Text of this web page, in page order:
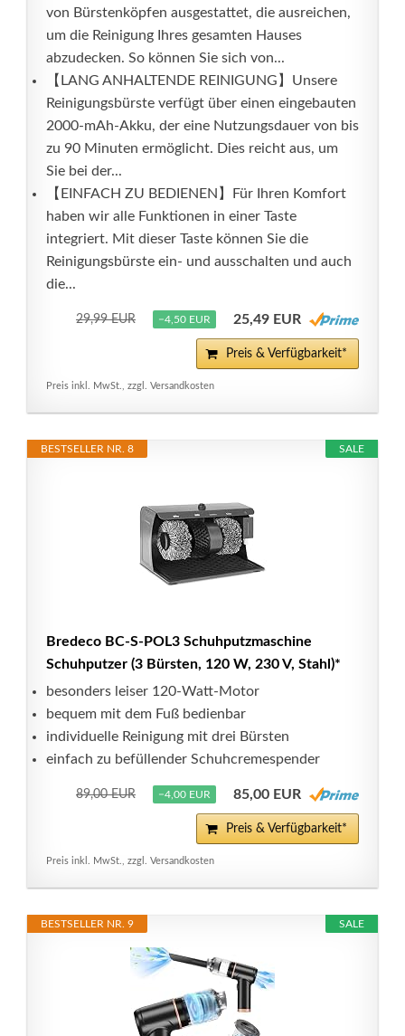
von Bürstenköpfen ausgestattet, die ausreichen,
um die Reinigung Ihres gesamten Hauses
abzudecken. So können Sie sich von...
【LANG ANHALTENDE REINIGUNG】Unsere
Reinigungsbürste verfügt über einen eingebauten
2000-mAh-Akku, der eine Nutzungsdauer von bis
zu 90 Minuten ermöglicht. Dies reicht aus, um
Sie bei der...
【EINFACH ZU BEDIENEN】Für Ihren Komfort
haben wir alle Funktionen in einer Taste
integriert. Mit dieser Taste können Sie die
Reinigungsbürste ein- und ausschalten und auch
die...
29,99 EUR −4,50 EUR 25,49 EUR
Preis & Verfügbarkeit*
Preis inkl. MwSt., zzgl. Versandkosten
SALE
BESTSELLER NR. 8
Bredeco BC-S-POL3 Schuhputzmaschine
Schuhputzer (3 Bürsten, 120 W, 230 V, Stahl)*
besonders leiser 120-Watt-Motor
bequem mit dem Fuß bedienbar
individuelle Reinigung mit drei Bürsten
einfach zu befüllender Schuhcremespender
89,00 EUR −4,00 EUR 85,00 EUR
Preis & Verfügbarkeit*
Preis inkl. MwSt., zzgl. Versandkosten
SALE
BESTSELLER NR. 9